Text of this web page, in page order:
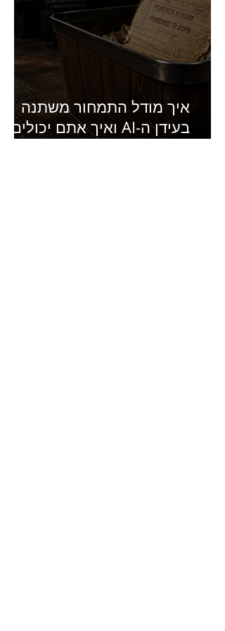
איך מודל התמחור משתנה
בעידן ה-AI ואיך אתם יכולים